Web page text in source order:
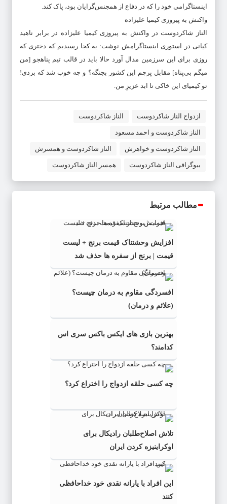
اینستاگرامی خود را که در دفاع از همجنس‌گرایان بود، پاک کند.
واکنش به پیروزی کیمیا علیزاده
الناز شاکردوست در واکنش به پیروزی کیمیا علیزاده در برابر ناهید
کیانی در استوری اینستاگرامش نوشت: به کجا رسیدیم که دختری که
روزی برای این سرزمین مدال آورد حالا باید در قالب تیم پناهجو [من
میگم بی‌پناه] مقابل پرچم این کشور بجنگه؟ و چه خوب شد که بردی!
تو کیمیای این خاکی تا ابد عزیزِ من.
ازدواج الناز شاکردوست الناز شاکردوست
الناز شاکردوست و احمد مسعود
الناز شاکردوست و خواهرش الناز شاکردوست و همسرش
بیوگرافی الناز شاکردوست همسر الناز شاکردوست
مطالب مرتبط
افزایش وحشتناک قیمت برنج + لیست
قیمت | برنج از سفره ها حذف شد
افسردگی مقاوم به درمان چیست؟
(علائم و درمان)
بهترین بازی های ایکس باکس سری اس
کدامند؟
چه کسی حلقه‌ ازدواج را اختراع کرد؟
تلاش اصلاح‌طلبان رادیکال برای
اوکراینیزه کردن ایران
این افراد با یارانه نقدی خود خداحافظی
کنند